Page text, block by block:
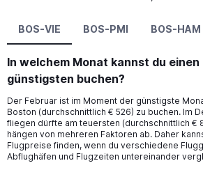
BOS-VIE BOS-PMI BOS-HAM
In welchem Monat kannst du einen
günstigsten buchen?
Der Februar ist im Moment der günstigste
Boston (durchschnittlich € 526) zu buchen. Im
fliegen dürfte am teuersten (durchschnittlich €
hängen von mehreren Faktoren ab. Daher
Flugpreise finden, wenn du verschiedene
Abflughäfen und Flugzeiten untereinander